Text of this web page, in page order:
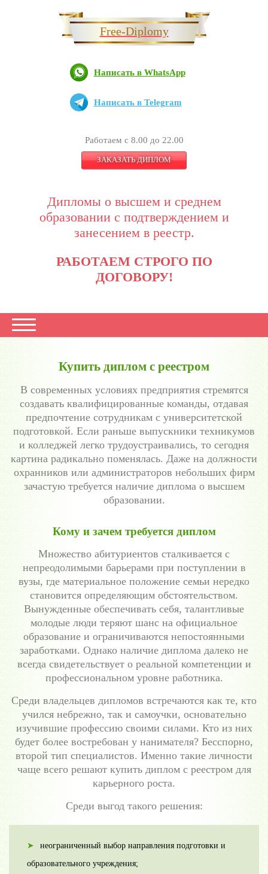
Free-Diplomy
Написать в WhatsApp
Написать в Telegram
Работаем с 8.00 до 22.00
ЗАКАЗАТЬ ДИПЛОМ
Дипломы о высшем и среднем
образовании с подтверждением и
занесением в реестр.
РАБОТАЕМ СТРОГО ПО
ДОГОВОРУ!
Купить диплом с реестром
В современных условиях предприятия стремятся
создавать квалифицированные команды, отдавая
предпочтение сотрудникам с университетской
подготовкой. Если раньше выпускники техникумов
и колледжей легко трудоустраивались, то сегодня
картина радикально поменялась. Даже на должности
охранников или администраторов небольших фирм
зачастую требуется наличие диплома о высшем
образовании.
Кому и зачем требуется диплом
Множество абитуриентов сталкивается с
непреодолимыми барьерами при поступлении в
вузы, где материальное положение семьи нередко
становится определяющим обстоятельством.
Вынужденные обеспечивать себя, талантливые
молодые люди теряют шанс на официальное
образование и ограничиваются непостоянными
заработками. Однако наличие диплома далеко не
всегда свидетельствует о реальной компетенции и
профессиональном уровне работника.
Среди владельцев дипломов встречаются как те, кто
учился небрежно, так и самоучки, основательно
изучившие профессию своими силами. Кто из них
будет более востребован у нанимателя? Бесспорно,
второй тип специалистов. Именно такие личности
чаще всего решают купить диплом с реестром для
карьерного роста.
Среди выгод такого решения:
неограниченный выбор направления подготовки и
образовательного учреждения;